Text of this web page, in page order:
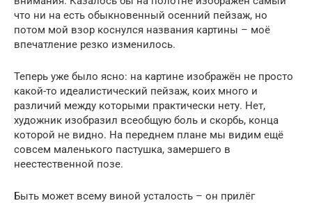
что ни на есть обыкновенный осенний пейзаж, но
потом мой взор коснулся названия картины – моё
впечатление резко изменилось.
Теперь уже было ясно: на картине изображён не просто
какой-то идеалистический пейзаж, коих много и
различий между которыми практически нету. Нет,
художник изобразил всеобщую боль и скорбь, конца
которой не видно. На переднем плане мы видим ещё
совсем маленького пастушка, замершего в
неестественной позе.
Быть может всему виной усталость – он прилёг